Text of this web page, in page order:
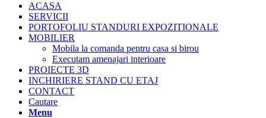
ACASA
SERVICII
PORTOFOLIU STANDURI EXPOZITIONALE
MOBILIER
Mobila la comanda pentru casa si birou
Executam amenajari interioare
PROIECTE 3D
INCHIRIERE STAND CU ETAJ
CONTACT
Cautare
Menu